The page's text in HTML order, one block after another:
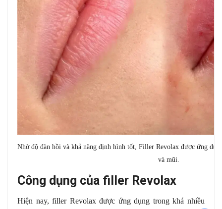
Nhờ độ đàn hồi và khả năng định hình tốt, Filler Revolax được ứng
và mũi.
Công dụng của filler Revolax
Hiện nay, filler Revolax được ứng dụng trong khá nhiều